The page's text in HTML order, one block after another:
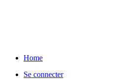
Home
Se connecter